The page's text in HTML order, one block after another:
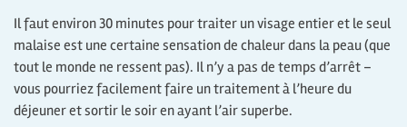
Il faut environ 30 minutes pour traiter un visage entier et le seul
malaise est une certaine sensation de chaleur dans la peau (que
tout le monde ne ressent pas). Il n’y a pas de temps d’arrêt –
vous pourriez facilement faire un traitement à l’heure du
déjeuner et sortir le soir en ayant l’air superbe.